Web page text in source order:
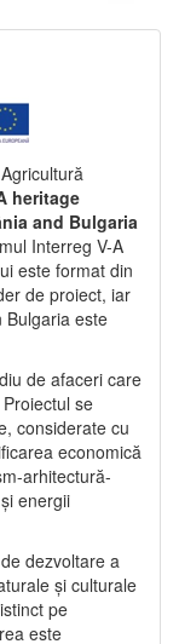
heritage
and Bulgaria
Interreg V-A
este format din
de proiect, iar
Bulgaria este
de afaceri care
se
considerate cu
economică
arhitectură-
energii
dezvoltare a
și culturale
pe
este